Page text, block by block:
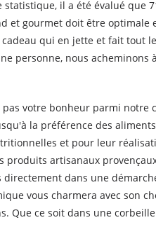
statistique, il a été évalué que
et gourmet doit être optimale
qui en jette et fait tout
personne, nous acheminons
pas votre bonheur parmi
la préférence des
et pour leur
produits artisanaux
directement dans une
vous charmera avec son
Que ce soit dans une